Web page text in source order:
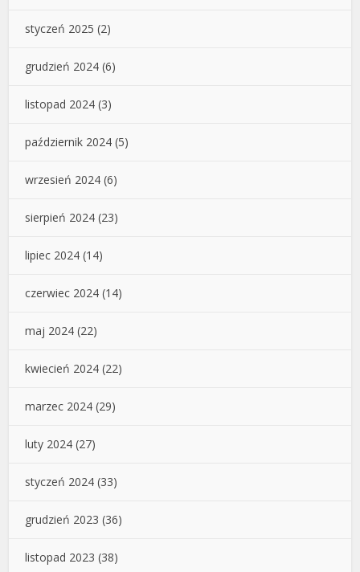
styczeń 2025 (2)
grudzień 2024 (6)
listopad 2024 (3)
październik 2024 (5)
wrzesień 2024 (6)
sierpień 2024 (23)
lipiec 2024 (14)
czerwiec 2024 (14)
maj 2024 (22)
kwiecień 2024 (22)
marzec 2024 (29)
luty 2024 (27)
styczeń 2024 (33)
grudzień 2023 (36)
listopad 2023 (38)